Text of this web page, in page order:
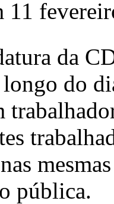
11
da
do
pública.